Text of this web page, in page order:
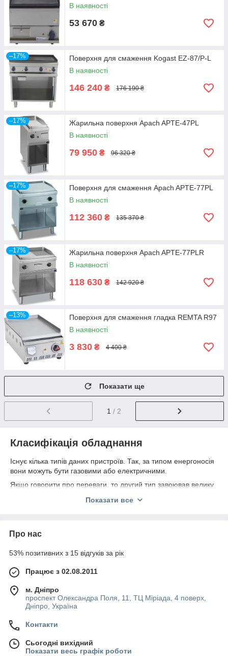
В наявності
53 670 ₴
–17%
Поверхня для смаження Kogast ЕZ-87/P-L
В наявності
146 240 ₴ 176 190 ₴
–17%
Жарильна поверхня Apach APTE-47PL
В наявності
79 950 ₴ 96 320 ₴
–17%
Поверхня для смаження Apach APTE-77PL
В наявності
112 360 ₴ 135 370 ₴
–17%
Жарильна поверхня Apach APTE-77PLR
В наявності
118 630 ₴ 142 920 ₴
–13%
Поверхня для смаження гладка REMTA R97
В наявності
3 830 ₴ 4 400 ₴
Показати ще
1 / 2
Класифікація обладнання
Існує кілька типів даних пристроїв. Так, за типом енергоносія
вони можуть бути газовими або електричними.
Якщо говорити про переваги, то другий тип завоював велику
такі поверхні працюють від будь-якої напруги 220В, не
приготуванням їжі трохи довше, ніж газові, хоча в процесі
результати, що відзначені тисячами споживачів.
Тип поверхні жарочного обладнання буває:
так для приготування страв, як для додання їм більш
привабливого зовнішнього вигляду, якщо це стосується
до готовності або смажити рибу (швидко готується
Плоскої – поверхня призначена для готування м'яса,
Показати все
Про нас
53% позитивних з 15 відгуків за рік
Працює з 02.08.2011
м. Дніпро
проспект Олександра Поля, 11, ТЦ Міріада, 4 поверх,
Дніпро, Україна
Контакти
Сьогодні вихідний
Показати весь графік роботи